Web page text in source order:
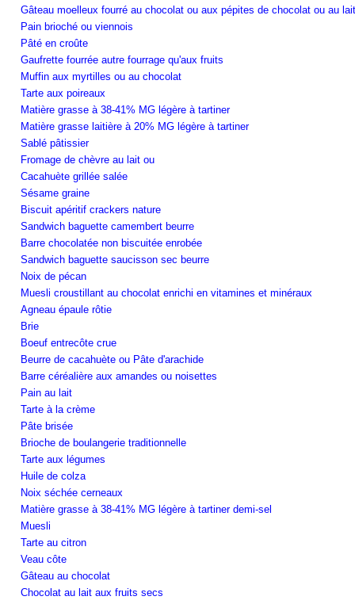
Gâteau moelleux fourré au chocolat ou aux pépites de chocolat ou au lait
Pain brioché ou viennois
Pâté en croûte
Gaufrette fourrée autre fourrage qu'aux fruits
Muffin aux myrtilles ou au chocolat
Tarte aux poireaux
Matière grasse à 38-41% MG légère à tartiner
Matière grasse laitière à 20% MG légère à tartiner
Sablé pâtissier
Fromage de chèvre au lait ou
Cacahuète grillée salée
Sésame graine
Biscuit apéritif crackers nature
Sandwich baguette camembert beurre
Barre chocolatée non biscuitée enrobée
Sandwich baguette saucisson sec beurre
Noix de pécan
Muesli croustillant au chocolat enrichi en vitamines et minéraux
Agneau épaule rôtie
Brie
Boeuf entrecôte crue
Beurre de cacahuète ou Pâte d'arachide
Barre céréalière aux amandes ou noisettes
Pain au lait
Tarte à la crème
Pâte brisée
Brioche de boulangerie traditionnelle
Tarte aux légumes
Huile de colza
Noix séchée cerneaux
Matière grasse à 38-41% MG légère à tartiner demi-sel
Muesli
Tarte au citron
Veau côte
Gâteau au chocolat
Chocolat au lait aux fruits secs